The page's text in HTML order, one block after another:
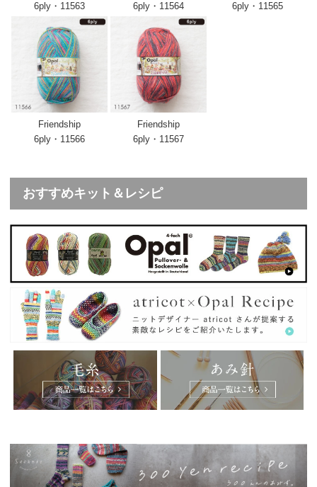
6ply・11563
6ply・11564
6ply・11565
Friendship
6ply・11566
Friendship
6ply・11567
おすすめキット＆レシピ